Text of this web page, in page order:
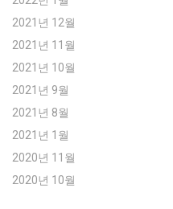
2021년 12월
2021년 11월
2021년 10월
2021년 9월
2021년 8월
2021년 1월
2020년 11월
2020년 10월